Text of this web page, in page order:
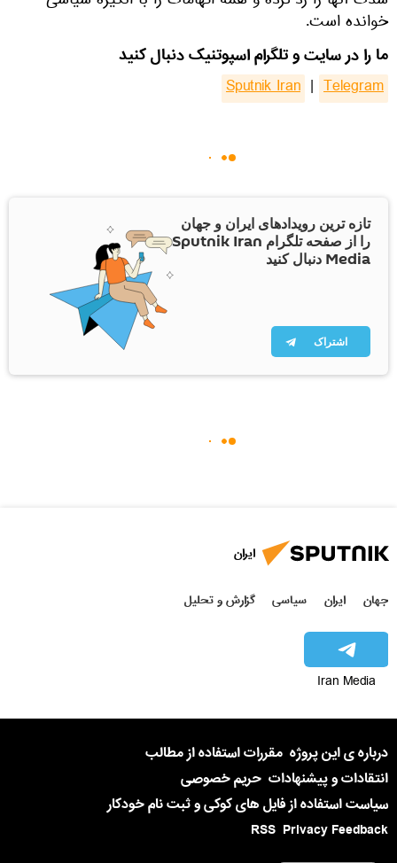
خوانده است.
ما را در سایت و تلگرام اسپوتنیک دنبال کنید
Sputnik Iran | Telegram
تازه ترین رویدادهای ایران و جهان
را از صفحه تلگرام Sputnik Iran
Media دنبال کنید
اشتراک
ایران
جهان ایران سیاسی گزارش و تحلیل
Iran Media
درباره ی این پروژه مقررات استفاده از مطالب
انتقادات و پیشنهادات حریم خصوصی
سیاست استفاده از فایل های کوکی و ثبت نام خودکار
Privacy Feedback
RSS